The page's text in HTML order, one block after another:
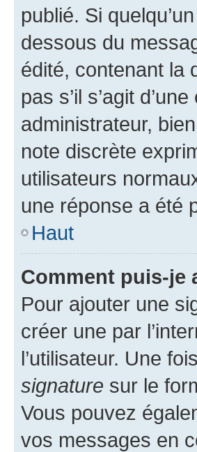
publié. Si
dessous du
édité, contenant la
pas s’il s’agit
administrateur,
note discrète
utilisateurs
une réponse a été
Haut
Comment puis-je
Pour ajouter une
créer une par
l’utilisateur. Une
signature sur le
Vous pouvez
vos messages en